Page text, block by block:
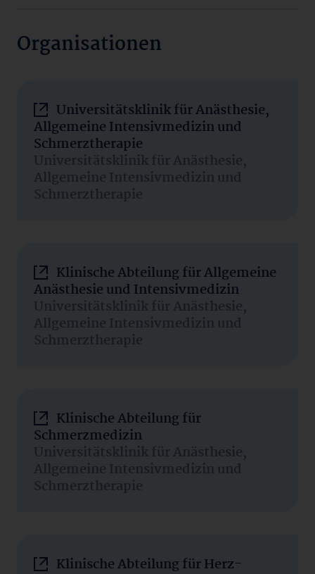
Organisationen
Universitätsklinik für Anästhesie,
Allgemeine Intensivmedizin und
Schmerztherapie
Universitätsklinik für Anästhesie,
Allgemeine Intensivmedizin und
Schmerztherapie
Klinische Abteilung für Allgemeine
Anästhesie und Intensivmedizin
Universitätsklinik für Anästhesie,
Allgemeine Intensivmedizin und
Schmerztherapie
Klinische Abteilung für
Schmerzmedizin
Universitätsklinik für Anästhesie,
Allgemeine Intensivmedizin und
Schmerztherapie
Klinische Abteilung für Herz-